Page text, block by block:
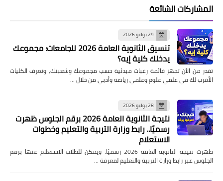
المشاركات الشائعة
29 يوليو 2026
تنسيق الثانوية العامة 2026 للجامعات: مجموعك
يدخلك كلية إيه؟
تقدر من الآن تجهز قائمة رغبات مبدئية حسب مجموعك وشعبتك، وتعرف الكليات
الأقرب لك في علمي علوم وعلمي رياضة وأدبي من خلال …
28 يوليو 2026
نتيجة الثانوية العامة 2026 برقم الجلوس ظهرت
رسميًا.. رابط وزارة التربية والتعليم وخطوات
الاستعلام
ظهرت نتيجة الثانوية العامة 2026 رسميًا، ويمكن للطلاب الاستعلام عنها برقم
الجلوس عبر رابط وزارة التربية والتعليم لمعرفة …